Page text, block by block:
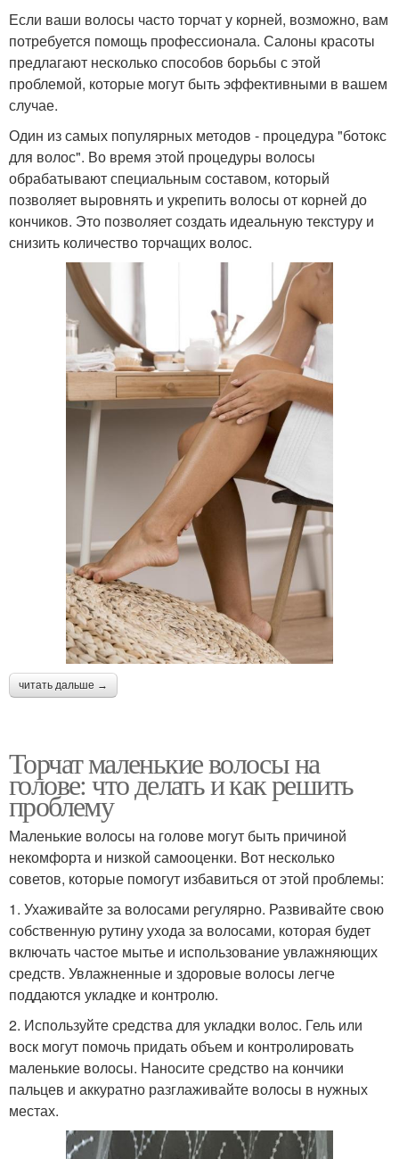
Если ваши волосы часто торчат у корней, возможно, вам
потребуется помощь профессионала. Салоны красоты
предлагают несколько способов борьбы с этой
проблемой, которые могут быть эффективными в вашем
случае.
Один из самых популярных методов - процедура "ботокс
для волос". Во время этой процедуры волосы
обрабатывают специальным составом, который
позволяет выровнять и укрепить волосы от корней до
кончиков. Это позволяет создать идеальную текстуру и
снизить количество торчащих волос.
читать дальше →
Торчат маленькие волосы на
голове: что делать и как решить
проблему
Маленькие волосы на голове могут быть причиной
некомфорта и низкой самооценки. Вот несколько
советов, которые помогут избавиться от этой проблемы:
1. Ухаживайте за волосами регулярно. Развивайте свою
собственную рутину ухода за волосами, которая будет
включать частое мытье и использование увлажняющих
средств. Увлажненные и здоровые волосы легче
поддаются укладке и контролю.
2. Используйте средства для укладки волос. Гель или
воск могут помочь придать объем и контролировать
маленькие волосы. Наносите средство на кончики
пальцев и аккуратно разглаживайте волосы в нужных
местах.